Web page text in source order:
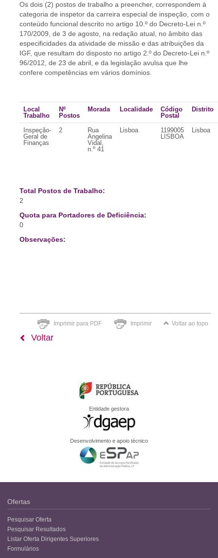
Os dois (2) postos de trabalho a preencher, correspondem à
categoria de inspetor da carreira especial de inspeção, com o
conteúdo funcional descrito no artigo 10.º do Decreto-Lei n.º
170/2009, de 3 de agosto, na redação atual, no âmbito das
especificidades da atividade de missão e das atribuições da
IGF, que resultam do disposto no artigo 2.º do Decreto-Lei n.º
96/2012, de 23 de abril, e da legislação avulsa que lhe
confere competências em vários domínios.
Local
Trabalho
Nº
Postos
Morada Localidade
Código
Postal
Distrito
Inspeção-
Geral de
Finanças
2
Rua
Angelina
Vidal,
n.º 41
Lisboa
1199005
LISBOA
Lisboa
Total Postos de Trabalho:
2
Quota para Portadores de Deficiência:
0
Observações:
Imprimir para PDF Imprimir Voltar ao topo
Voltar
Entidade gestora
Desenvolvimento e apoio técnico
Ofertas
Pesquisar Oferta
Pesquisar Resultados
Listar Oferta Dirigentes Superiores
Formulários